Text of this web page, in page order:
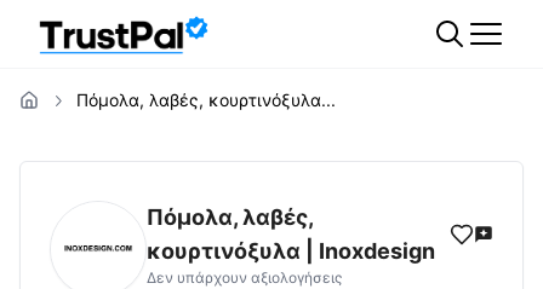
Πόμολα, λαβές, κουρτινόξυλα...
inoxdesign.com.gr
Πόμολα, λαβές,
κουρτινόξυλα | Inoxdesign
Δεν υπάρχουν αξιολογήσεις